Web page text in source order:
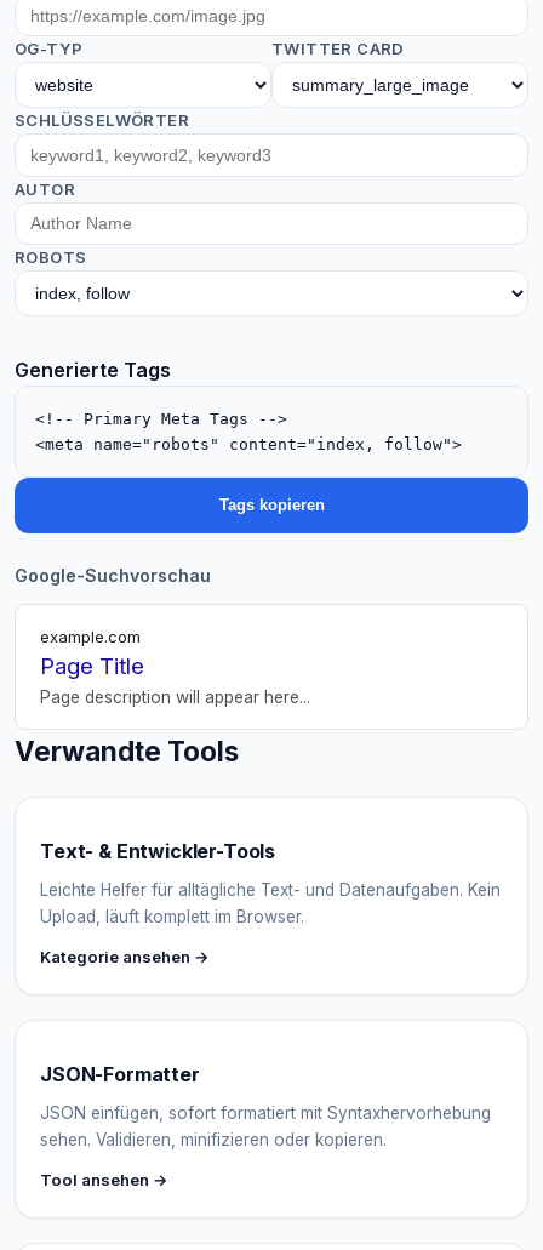
OG-TYP TWITTER CARD
SCHLÜSSELWÖRTER
AUTOR
ROBOTS
Generierte Tags
<!-- Primary Meta Tags -->
<meta name="robots" content="index, follow">
Tags kopieren
Google-Suchvorschau
example.com
Page Title
Page description will appear here...
Verwandte Tools
Text- & Entwickler-Tools
Leichte Helfer für alltägliche Text- und Datenaufgaben. Kein
Upload, läuft komplett im Browser.
Kategorie ansehen →
JSON-Formatter
JSON einfügen, sofort formatiert mit Syntaxhervorhebung
sehen. Validieren, minifizieren oder kopieren.
Tool ansehen →